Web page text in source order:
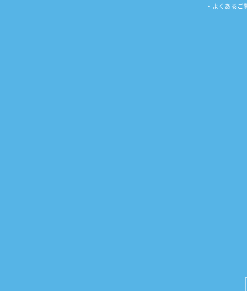
・よくあるご